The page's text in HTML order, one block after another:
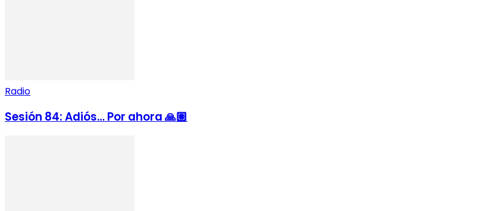
Radio
Sesión 84: Adiós… Por ahora 🙏🏽